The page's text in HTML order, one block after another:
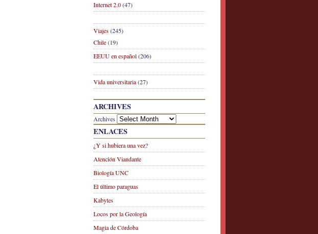
Internet 2.0(47)
Viajes(245)
Chile(19)
EEUU en español(206)
Vida universitaria(27)
ARCHIVES
Archives
ENLACES
¿Y si hubiera una vez?
Atención Viandante
Biología UNC
El último paraguas
Kabytes
Locos por la Geología
Magia de Córdoba